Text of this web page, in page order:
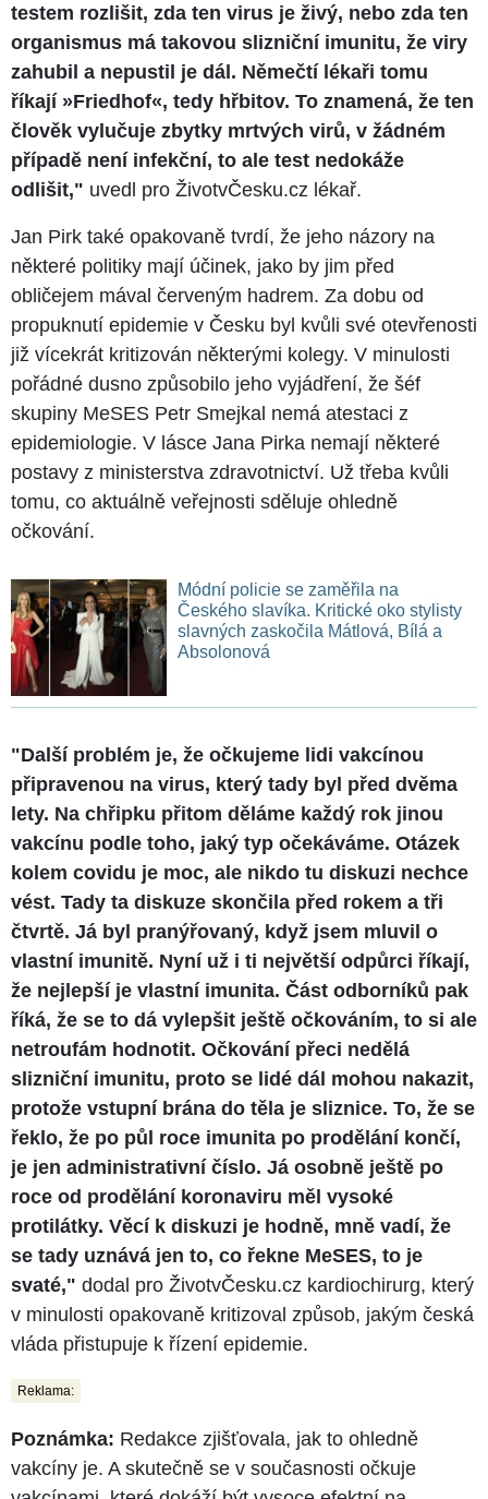
testem rozlišit, zda ten virus je živý, nebo zda ten
organismus má takovou slizniční imunitu, že viry
zahubil a nepustil je dál. Němečtí lékaři tomu
říkají »Friedhof«, tedy hřbitov. To znamená, že ten
člověk vylučuje zbytky mrtvých virů, v žádném
případě není infekční, to ale test nedokáže
odlišit," uvedl pro ŽivotvČesku.cz lékař.
Jan Pirk také opakovaně tvrdí, že jeho názory na
některé politiky mají účinek, jako by jim před
obličejem mával červeným hadrem. Za dobu od
propuknutí epidemie v Česku byl kvůli své otevřenosti
již vícekrát kritizován některými kolegy. V minulosti
pořádné dusno způsobilo jeho vyjádření, že šéf
skupiny MeSES Petr Smejkal nemá atestaci z
epidemiologie. V lásce Jana Pirka nemají některé
postavy z ministerstva zdravotnictví. Už třeba kvůli
tomu, co aktuálně veřejnosti sděluje ohledně
očkování.
Módní policie se zaměřila na
Českého slavíka. Kritické oko stylisty
slavných zaskočila Mátlová, Bílá a
Absolonová
"Další problém je, že očkujeme lidi vakcínou
připravenou na virus, který tady byl před dvěma
lety. Na chřipku přitom děláme každý rok jinou
vakcínu podle toho, jaký typ očekáváme. Otázek
kolem covidu je moc, ale nikdo tu diskuzi nechce
vést. Tady ta diskuze skončila před rokem a tři
čtvrtě. Já byl pranýřovaný, když jsem mluvil o
vlastní imunitě. Nyní už i ti největší odpůrci říkají,
že nejlepší je vlastní imunita. Část odborníků pak
říká, že se to dá vylepšit ještě očkováním, to si ale
netroufám hodnotit. Očkování přeci nedělá
slizniční imunitu, proto se lidé dál mohou nakazit,
protože vstupní brána do těla je sliznice. To, že se
řeklo, že po půl roce imunita po prodělání končí,
je jen administrativní číslo. Já osobně ještě po
roce od prodělání koronaviru měl vysoké
protilátky. Věcí k diskuzi je hodně, mně vadí, že
se tady uznává jen to, co řekne MeSES, to je
svaté," dodal pro ŽivotvČesku.cz kardiochirurg, který
v minulosti opakovaně kritizoval způsob, jakým česká
vláda přistupuje k řízení epidemie.
Reklama:
Poznámka: Redakce zjišťovala, jak to ohledně
vakcíny je. A skutečně se v současnosti očkuje